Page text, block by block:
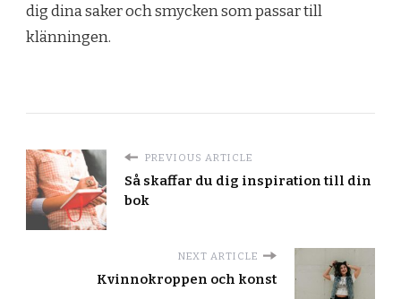
dig dina saker och smycken som passar till
klänningen.
PREVIOUS ARTICLE
Så skaffar du dig inspiration till din
bok
NEXT ARTICLE
Kvinnokroppen och konst